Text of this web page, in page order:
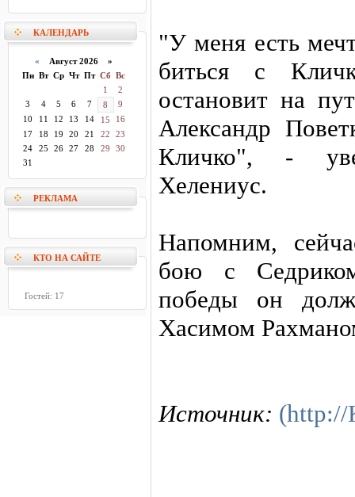
КАЛЕНДАРЬ
« Август 2026 »
Пн Вт Ср Чт Пт Сб Вс
1
2
3
4 5 6 7 8
9
10
11 12 13 14 15
16
17
18 19 20 21 22
23
24
25 26 27 28 29
30
31
РЕКЛАМА
КТО НА САЙТЕ
Гостей: 17
"У меня есть
биться с
остановит на
Александр
Кличко", -
Хелениус.
Напомним,
бою с
победы он
Хасимом
Источник: (http://